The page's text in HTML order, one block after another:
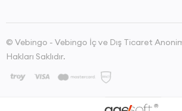
© Vebingo - Vebingo İç ve Dış Ticaret
Hakları Saklıdır.